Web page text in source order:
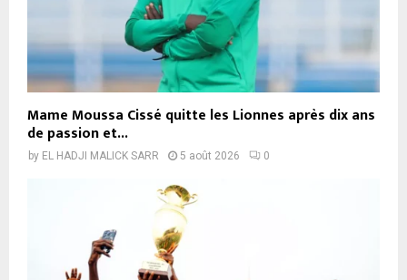
Mame Moussa Cissé quitte les Lionnes après dix ans
de passion et...
by EL HADJI MALICK SARR 5 août 2026 0